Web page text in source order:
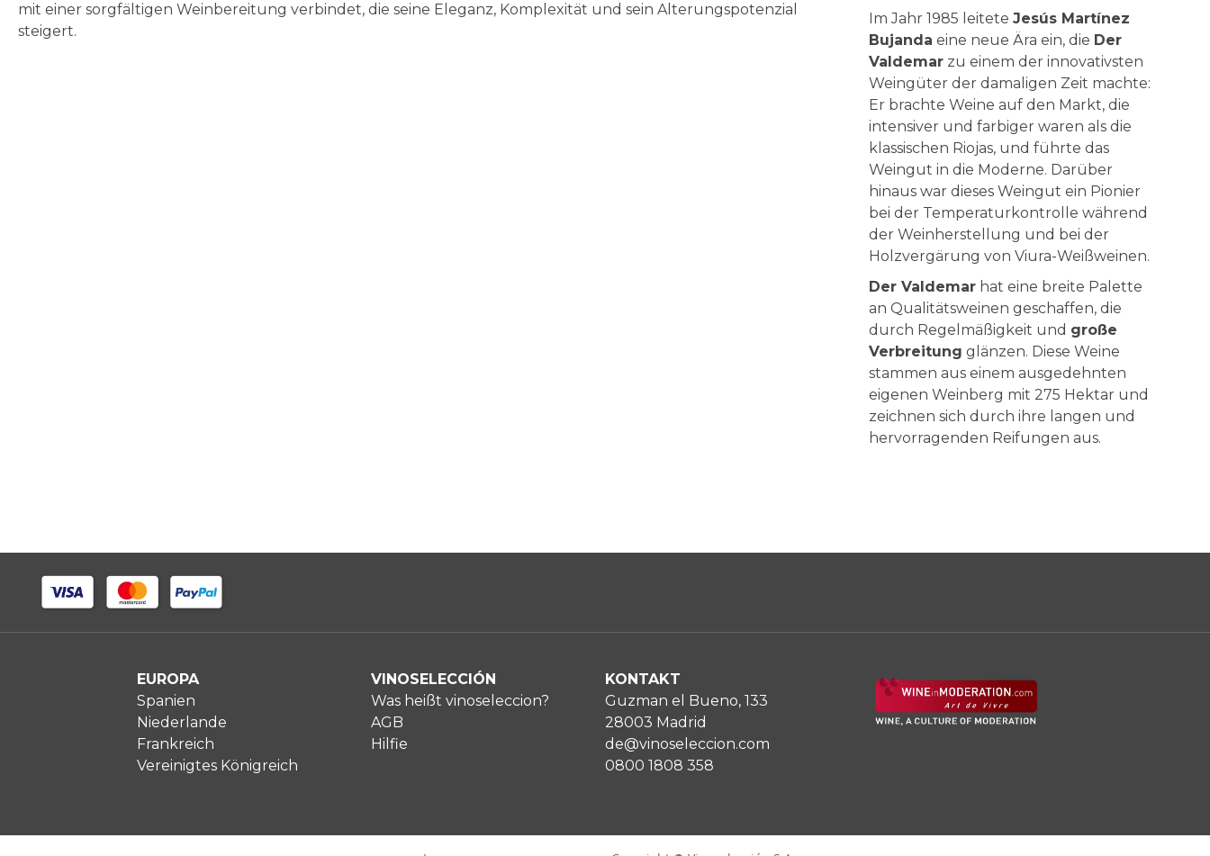
mit einer sorgfältigen Weinbereitung verbindet, die seine Eleganz, Komplexität und sein Alterungspotenzial
steigert.
Im Jahr 1985 leitete Jesús Martínez
Bujanda eine neue Ära ein, die Der
Valdemarzu einem der innovativsten
Weingüter der damaligen Zeit machte:
Er brachte Weine auf den Markt, die
intensiver und farbiger waren als die
klassischen Riojas, und führte das
Weingut in die Moderne. Darüber
hinaus war dieses Weingut ein Pionier
bei der Temperaturkontrolle während
der Weinherstellung und bei der
Holzvergärung von Viura-Weißweinen.
Der Valdemarhat eine breite Palette
an Qualitätsweinen geschaffen, die
durch Regelmäßigkeit und große
Verbreitung glänzen. Diese Weine
stammen aus einem ausgedehnten
eigenen Weinberg mit 275 Hektar und
zeichnen sich durch ihre langen und
hervorragenden Reifungen aus.
EUROPA
Spanien
Niederlande
Frankreich
Vereinigtes Königreich
VINOSELECCIÓN
Was heißt vinoseleccion?
AGB
Hilfie
KONTAKT
Guzman el Bueno, 133
28003 Madrid
de@vinoseleccion.com
0800 1808 358